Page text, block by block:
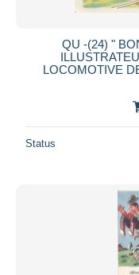
QU -(24) "
LOCOMOTIVE
Status